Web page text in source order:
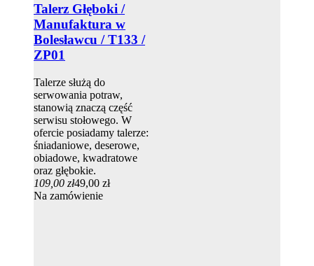
Talerz Głęboki /
Manufaktura w
Bolesławcu / T133 /
ZP01
Talerze służą do
serwowania potraw,
stanowią znaczą część
serwisu stołowego. W
ofercie posiadamy talerze:
śniadaniowe, deserowe,
obiadowe, kwadratowe
oraz głębokie.
109,00 zł49,00 zł
Na zamówienie